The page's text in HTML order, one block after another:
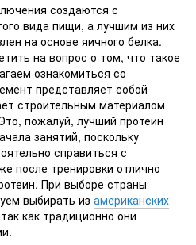
создаются с
вида пищи, а лучшим из них
на основе яичного белка.
на вопрос о том, что такое
ознакомиться со
представляет собой
строительным материалом
пожалуй, лучший протеин
занятий, поскольку
справиться с
после тренировки отлично
При выборе страны
выбирать из американских
как традиционно они